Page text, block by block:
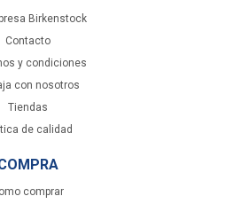
Birkenstock
Contacto
y condiciones
con nosotros
Tiendas
de calidad
comprar